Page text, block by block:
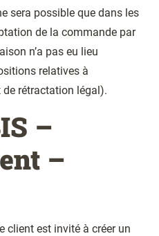
sera possible que dans les
de la commande par
n’a pas eu lieu
relatives à
de rétractation légal).
–
–
client est invité à créer un